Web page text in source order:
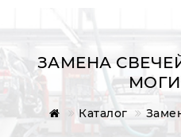
Главная
Обратная связь
ЗАМЕНА
Каталог